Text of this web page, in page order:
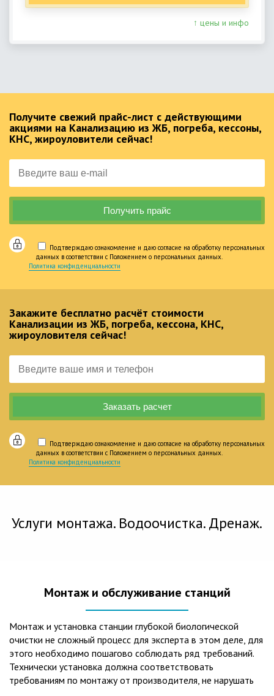
↑ цены и инфо
Получите свежий прайс-лист с действующими
акциями на Канализацию из ЖБ, погреба, кессоны,
КНС, жироуловители сейчас!
Подтверждаю ознакомление и даю согласие на обработку персональных
данных в соответствии с Положением о персональных данных.
Политика конфиденциальности
Закажите бесплатно расчёт стоимости
Канализации из ЖБ, погреба, кессона, КНС,
жироуловителя сейчас!
Подтверждаю ознакомление и даю согласие на обработку персональных
данных в соответствии с Положением о персональных данных.
Политика конфиденциальности
Услуги монтажа. Водоочистка. Дренаж.
Монтаж и обслуживание станций
Монтаж и установка станции глубокой биологической
очистки не сложный процесс для эксперта в этом деле, для
этого необходимо пошагово соблюдать ряд требований.
Технически установка должна соответствовать
требованиям по монтажу от производителя, не нарушать